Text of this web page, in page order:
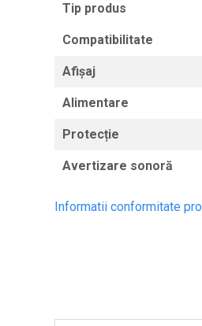
Tip produs
Compatibilitate
Afișaj
Alimentare
Protecție
Avertizare sonoră
Informatii conformitate